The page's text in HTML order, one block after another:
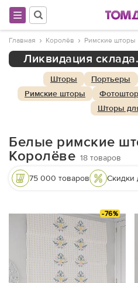
Главная Королёв Римские шторы
Ликвидация склада.
Шторы Портьеры
Римские шторы
Шторы
Белые римские
Королёве 18товаров
75 000 товаров Скидки
-76%